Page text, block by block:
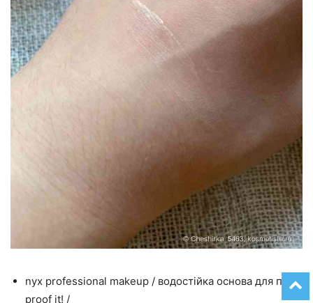
nyx professional makeup / водостійка основа для повік
proof it! /